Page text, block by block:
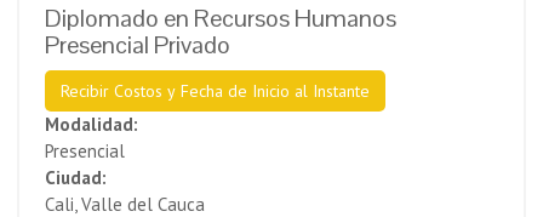
Diplomado en Recursos Humanos
Presencial Privado
Recibir Costos y Fecha de Inicio al Instante
Modalidad:
Presencial
Ciudad:
Cali, Valle del Cauca